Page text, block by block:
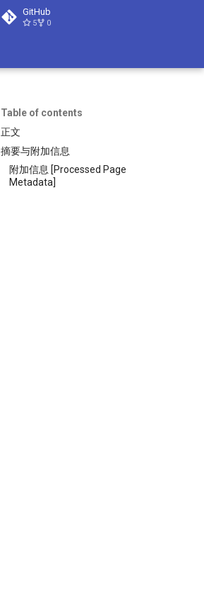
GitHub
5 0
Table of contents
正文
摘要与附加信息
附加信息 [Processed Page
Metadata]